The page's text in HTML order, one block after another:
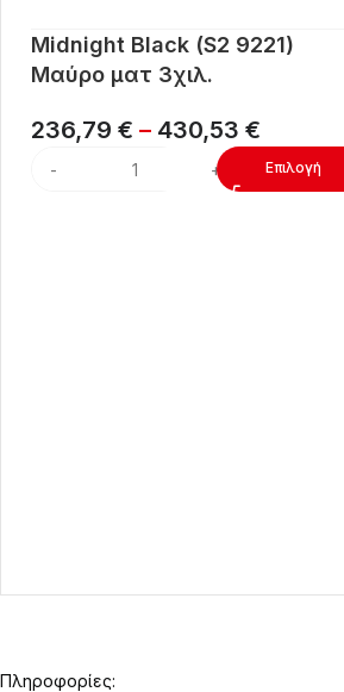
Midnight Black (S2 9221)
Μαύρο ματ 3χιλ.
236,79 € – 430,53 €
Επιλογή
Πληροφορίες: